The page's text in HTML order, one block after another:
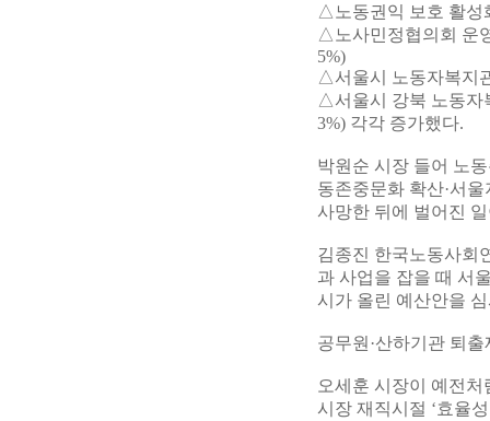
△노동권익 보호 활성
△노사민정협의회 운
5%)
△서울시 노동자복지
△서울시 강북 노동자
3%) 각각 증가했다.
박원순 시장 들어 노
동존중문화 확산·서
사망한 뒤에 벌어진
김종진 한국노동사회
과 사업을 잡을 때 서
시가 올린 예산안을
공무원·산하기관 퇴출
오세훈 시장이 예전
시장 재직시절 ‘효율